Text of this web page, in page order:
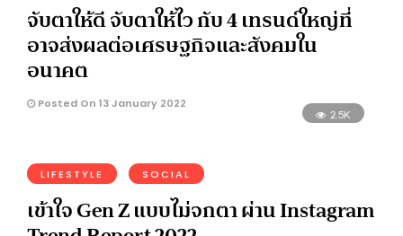
จับตาให้ดี จับตาให้ไว กับ 4 เทรนด์ใหญ่ที่
อาจส่งผลต่อเศรษฐกิจและสังคมใน
อนาคต
Posted On 13 January 2022
2.5K
LIFESTYLE SOCIAL
เข้าใจ Gen Z แบบไม่จกตา ผ่าน Instagram